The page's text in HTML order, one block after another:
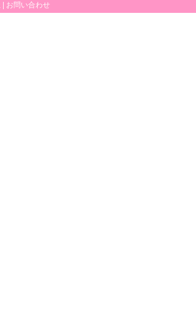
| お問い合わせ